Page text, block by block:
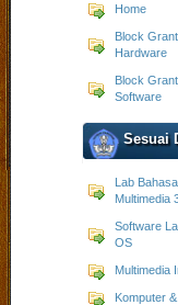
Home
Block
Hardware
Block
Software
Sesuai
Lab
Multimedia
Software
OS
Multimedia
Komputer